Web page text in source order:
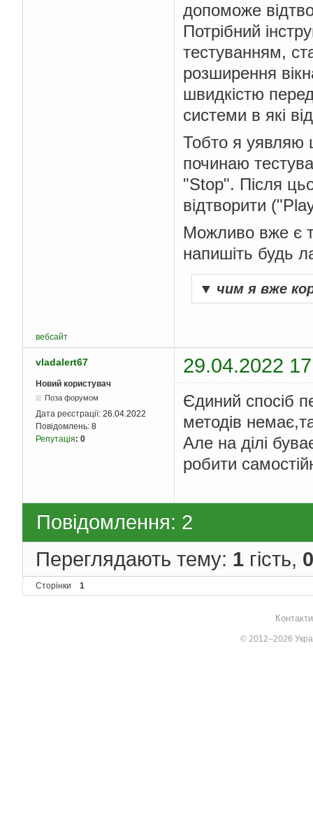
допоможе
Потрібний
тестуванням,
розширення
швидкістю
системи в які
Тобто я уявляю
починаю
"Stop". Після
відтворити
Можливо вже є
напишіть будь
▼ чим я вже
вебсайт
vladalert67 29.04.2022
Новий користувач
Поза форумом
Дата реєстрації: 26.04.2022
Повідомлень: 8
Репутація: 0
Єдиний спосіб
методів
Але на ділі
робити
Повідомлення: 2
Переглядають тему: 1 гість, 0
Сторінки 1
© 2012–2026